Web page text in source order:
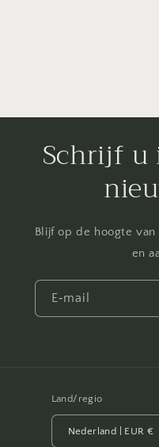
Schrijf u
Blijf op de hoogte
en
E‑mail
Land/regio
Nederland | EUR €